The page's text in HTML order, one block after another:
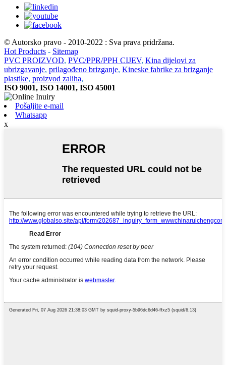
© Autorsko pravo - 2010-2022 : Sva prava pridržana.
Hot Products - Sitemap
PVC PROIZVOD, PVC/PPR/PPH CIJEV, Kina dijelovi za
ubrizgavanje, prilagođeno brizganje, Kineske fabrike za brizganje
plastike, proizvod zaliha,
ISO 9001, ISO 14001, ISO 45001
Pošaljite e-mail
Whatsapp
x